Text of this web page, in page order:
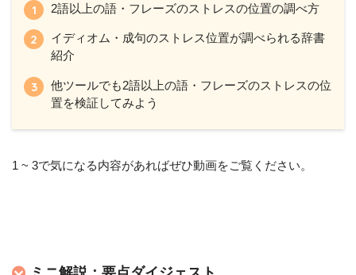
2語以上の語・フレーズのストレスの位置の調べ方
イディオム・成句のストレス位置が調べられる辞書
紹介
他ツールでも2語以上の語・フレーズのストレスの位
置を検証してみよう
1 ~ 3で気になる内容があればぜひ動画をご覧ください。